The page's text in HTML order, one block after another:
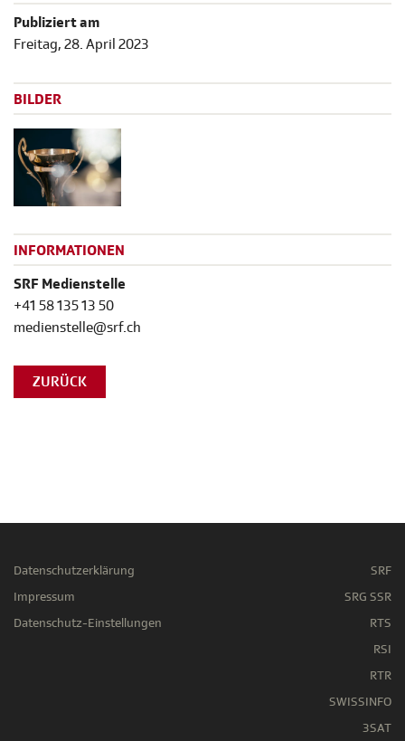
Publiziert am
Freitag, 28. April 2023
BILDER
INFORMATIONEN
SRF Medienstelle
+41 58 135 13 50
medienstelle@srf.ch
ZURÜCK
Datenschutzerklärung
Impressum
Datenschutz-Einstellungen
SRF
SRG SSR
RTS
RSI
RTR
SWISSINFO
3SAT